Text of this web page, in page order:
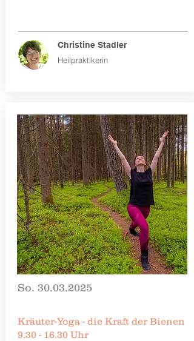
Christine Stadler
Heilpraktikerin
So. 30.03.2025
Kräuter-Yoga - die Kraft der Bienen
9.30 - 16.30 Uhr